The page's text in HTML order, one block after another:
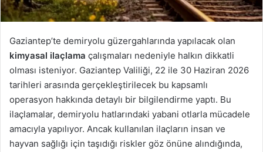
Gaziantep’te demiryolu güzergahlarında yapılacak olan
kimyasal ilaçlama çalışmaları nedeniyle halkın dikkatli
olması isteniyor. Gaziantep Valiliği, 22 ile 30 Haziran 2026
tarihleri arasında gerçekleştirilecek bu kapsamlı
operasyon hakkında detaylı bir bilgilendirme yaptı. Bu
ilaçlamalar, demiryolu hatlarındaki yabani otlarla mücadele
amacıyla yapılıyor. Ancak kullanılan ilaçların insan ve
hayvan sağlığı için taşıdığı riskler göz önüne alındığında,